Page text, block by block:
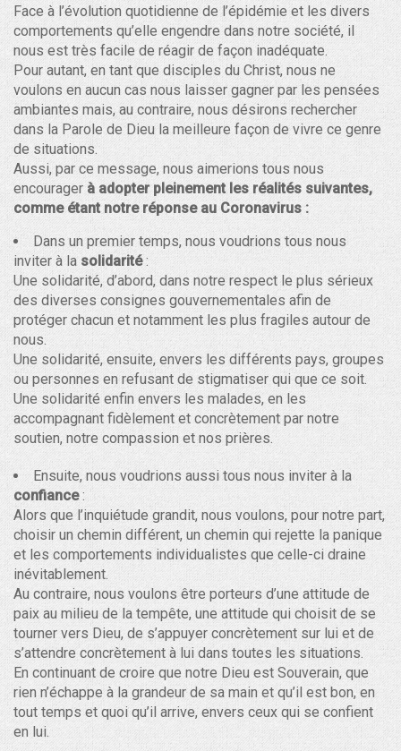
Face à l’évolution quotidienne de l’épidémie et les divers
comportements qu’elle engendre dans notre société, il
nous est très facile de réagir de façon inadéquate.
Pour autant, en tant que disciples du Christ, nous ne
voulons en aucun cas nous laisser gagner par les pensées
ambiantes mais, au contraire, nous désirons rechercher
dans la Parole de Dieu la meilleure façon de vivre ce genre
de situations.
Aussi, par ce message, nous aimerions tous nous
encourager à adopter pleinement les réalités suivantes,
comme étant notre réponse au Coronavirus :
Dans un premier temps, nous voudrions tous nous
inviter à la solidarité:
Une solidarité, d’abord, dans notre respect le plus sérieux
des diverses consignes gouvernementales afin de
protéger chacun et notamment les plus fragiles autour de
nous.
Une solidarité, ensuite, envers les différents pays, groupes
ou personnes en refusant de stigmatiser qui que ce soit.
Une solidarité enfin envers les malades, en les
accompagnant fidèlement et concrètement par notre
soutien, notre compassion et nos prières.
Ensuite, nous voudrions aussi tous nous inviter à la
confiance:
Alors que l’inquiétude grandit, nous voulons, pour notre part,
choisir un chemin différent, un chemin qui rejette la panique
et les comportements individualistes que celle-ci draine
inévitablement.
Au contraire, nous voulons être porteurs d’une attitude de
paix au milieu de la tempête, une attitude qui choisit de se
tourner vers Dieu, de s’appuyer concrètement sur lui et de
s’attendre concrètement à lui dans toutes les situations.
En continuant de croire que notre Dieu est Souverain, que
rien n’échappe à la grandeur de sa main et qu’il est bon, en
tout temps et quoi qu’il arrive, envers ceux qui se confient
en lui.